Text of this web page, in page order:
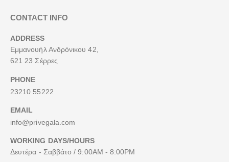
CONTACT INFO
ADDRESS
Εμμανουήλ Ανδρόνικου 42,
621 23 Σέρρες
PHONE
23210 55222
EMAIL
info@privegala.com
WORKING DAYS/HOURS
Δευτέρα - Σαββάτο / 9:00AM - 8:00PM